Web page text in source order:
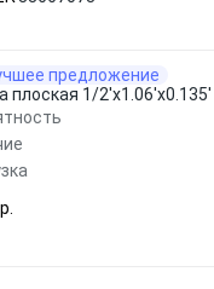
предложение
плоская 1/2'x1.06'x0.135'